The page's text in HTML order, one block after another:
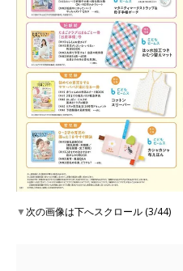
▼次の画像は下へスクロール (3/44)